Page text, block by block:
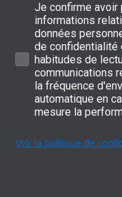
Les radiateurs
rapidement des
ou un bureau, ils sont
quelques atouts à
Puissance de chauffe
d'obtenir rapidement
utilisation ponctuelle.
Facilité d'utilisation: Ils
électrique et offrent des
Polyvalence
: En plus
une fonction de
Je confirme avoir
informations
données
de confidentialité
habitudes de
communications
la fréquence
automatique en
mesure la
Voir la politique de